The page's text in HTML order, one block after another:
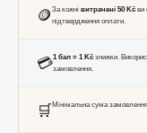
🪙 За кожні витрачені 50 Kč ви
підтвердження оплати.
💳1 бал = 1 Kč знижки.
замовлення.
🛒Мінімальна сума